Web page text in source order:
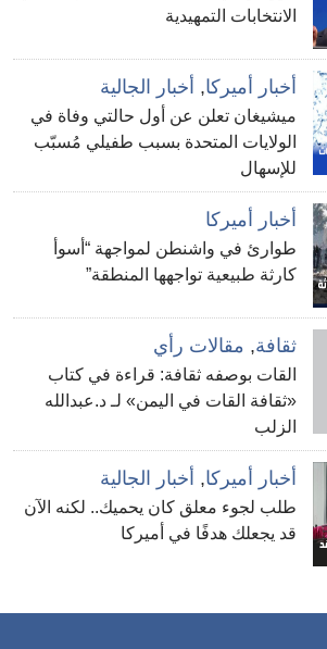
الانتخابات التمهيدية
أخبار أميركا, أخبار الجالية
ميشيغان تعلن عن أول حالتي وفاة في
الولايات المتحدة بسبب طفيلي مُسبّب
للإسهال
أخبار أميركا
طوارئ في واشنطن لمواجهة “أسوأ
كارثة طبيعية تواجهها المنطقة”
ثقافة, مقالات رأي
القات بوصفه ثقافة: قراءة في كتاب
«ثقافة القات في اليمن» لـ د.عبدالله
الزلب
أخبار أميركا, أخبار الجالية
طلب لجوء معلق كان يحميك.. لكنه الآن
قد يجعلك هدفًا في أميركا